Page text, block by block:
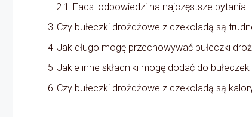
2.1 Faqs: odpowiedzi na najczęstsze pytania
3 Czy bułeczki drożdżowe z czekoladą są
4 Jak długo mogę przechowywać bułeczki
5 Jakie inne składniki mogę dodać do
6 Czy bułeczki drożdżowe z czekoladą są